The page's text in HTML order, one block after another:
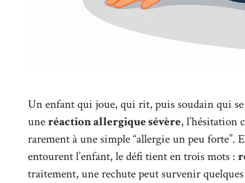
Un enfant qui joue, qui rit, puis soudain qui se
uneréaction allergique sévère, l’hésitation
rarement à une simple “allergie un peu forte”.
entourent l’enfant, le défi tient en trois mots :
traitement, une rechute peut survenir quelques